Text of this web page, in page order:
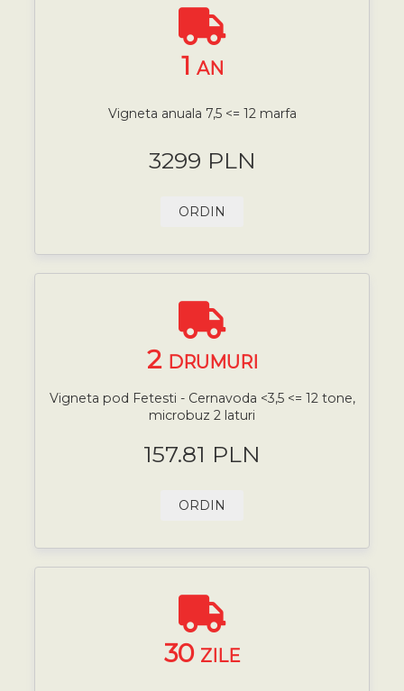
1 AN
Vigneta anuala 7,5 <= 12 marfa
3299 PLN
ORDIN
2 DRUMURI
Vigneta pod Fetesti - Cernavoda <3,5 <= 12 tone,
microbuz 2 laturi
157.81 PLN
ORDIN
30 ZILE